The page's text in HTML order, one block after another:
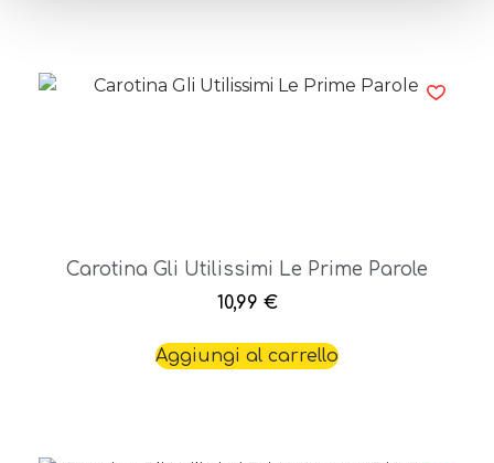
Carotina Gli Utilissimi Le Prime Parole
10,99 €
Aggiungi al carrello